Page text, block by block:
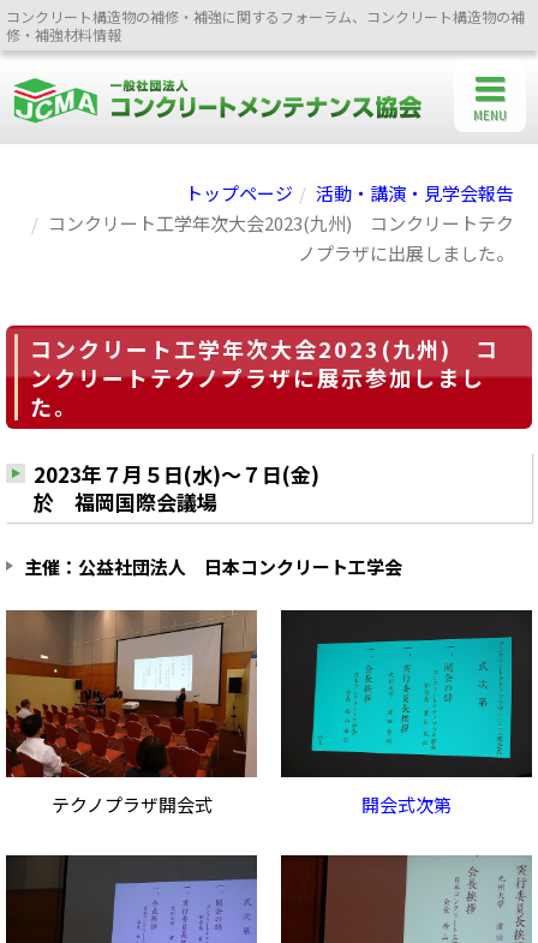
コンクリート構造物の補修・補強に関するフォーラム、コンクリート構造物の補
修・補強材料情報
トップページ
活動・講演・見学会報告
コンクリート工学年次大会2023(九州) コンクリートテク
ノプラザに出展しました。
コンクリート工学年次大会2023(九州) コ
ンクリートテクノプラザに展示参加しまし
た。
2023年７月５日(水)～７日(金)
於 福岡国際会議場
主催：公益社団法人 日本コンクリート工学会
テクノプラザ開会式 開会式次第
MENU